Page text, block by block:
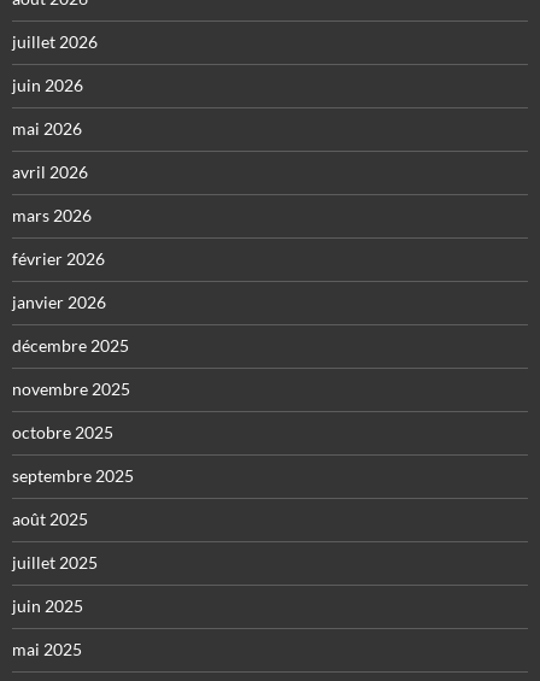
juillet 2026
juin 2026
mai 2026
avril 2026
mars 2026
février 2026
janvier 2026
décembre 2025
novembre 2025
octobre 2025
septembre 2025
août 2025
juillet 2025
juin 2025
mai 2025